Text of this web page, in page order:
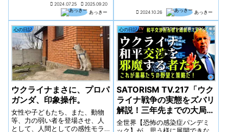
え自分の人生を幸せに導いてく
れるものと考えられています。
まずはアファメーションとはど
んなものなのか紹介します。
2024.07.25
2025.09.20
あっきー
ベテランは、長年にわたり積み
重ねてきた経験とスキルを武器
に、急な変更や困難な状況に対
しても冷静に対処してきまし
た。家族のために、そして社会
のために働くという使命感が彼
を支えていたのです。
2024.10.26 あっきー
心の日記
ウクライナまさに、プロパ
ガンダ、印象操作。
女性や子どもたち、また、動物
等、力の弱い者を登場させ、人
として、人間としての感性モラ
心の日記
SATORISM TV.217「ウク
ライナ戦争の実態をズバリ
解説！三年先までの大局が
理解できます！」
全世界【恐怖の感染症パンデミ